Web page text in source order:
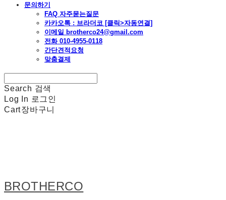
문의하기
FAQ 자주묻는질문
카카오톡 : 브라더코 [클릭>자동연결]
이메일 brotherco24@gmail.com
전화 010-4955-0118
간단견적요청
맞춤결제
Search 검색
Log In 로그인
Cart장바구니
BROTHERCO